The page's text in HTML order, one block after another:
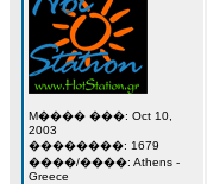
M���� ���: Oct 10,
2003
��������: 1679
����/����: Athens -
Greece